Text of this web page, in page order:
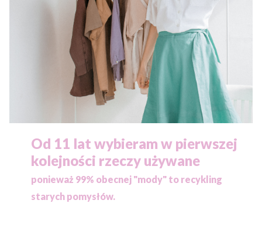
Od 11 lat wybieram w pierwszej
kolejności rzeczy używane
ponieważ 99% obecnej "mody" to recykling
starych pomysłów.